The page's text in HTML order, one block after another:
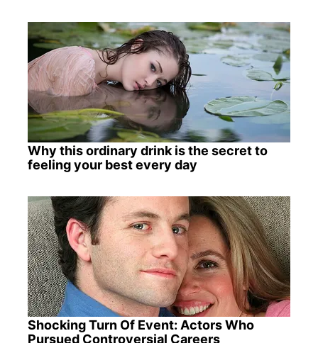
Why this ordinary drink is the secret to
feeling your best every day
Shocking Turn Of Event: Actors Who
Pursued Controversial Careers